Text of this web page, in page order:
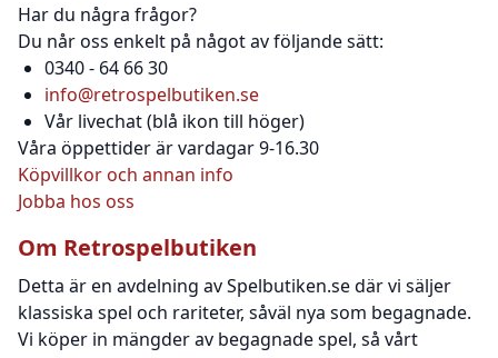
Har du några frågor?
Du når oss enkelt på något av följande sätt:
0340 - 64 66 30
info@retrospelbutiken.se
Vår livechat (blå ikon till höger)
Våra öppettider är vardagar 9-16.30
Köpvillkor och annan info
Jobba hos oss
Om Retrospelbutiken
Detta är en avdelning av Spelbutiken.se där vi säljer
klassiska spel och rariteter, såväl nya som begagnade.
Vi köper in mängder av begagnade spel, så vårt